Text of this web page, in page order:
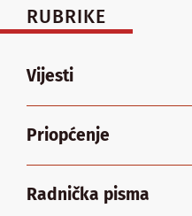
RUBRIKE
Vijesti
Priopćenje
Radnička pisma